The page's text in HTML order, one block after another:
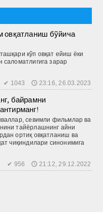
овқатланиш бўйича
кўп овқат ейиш ёки
саломатлигига зарар
✔ 1043 🕔 23:16, 26.03.2023
байрамни
севимли фильмлар ва
тайёрлашнинг айни
ортиқ овқатланиш ва
чиқиндилари синонимига
✔ 956 🕔 21:12, 29.12.2022